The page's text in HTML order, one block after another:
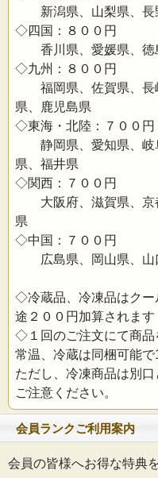
新潟県、山梨県、長
◇四国：８００円
香川県、愛媛県、徳
◇九州：８００円
福岡県、佐賀県、長
県、鹿児島県
◇東海・北陸：７００円
静岡県、愛知県、岐
県、福井県
◇関西：７００円
大阪府、滋賀県、京
県
◇中国：７００円
広島県、岡山県、山
◇冷蔵品、冷凍品はクー
途２００円加算されます
◇１回のご注文にて商品
常温、冷蔵は同梱可能で
ただし、冷凍商品は別
ご注意ください。
会員ランクご利用案内
会員の皆様へお得な特典